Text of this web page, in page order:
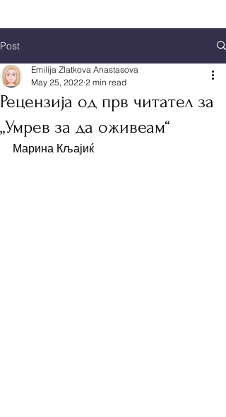
Post
Рецензија од прв читател за
„Умрев за да оживеам“
Emilija Zlatkova Anastasova
May 25, 2022 2 min read
Марина Кљајиќ